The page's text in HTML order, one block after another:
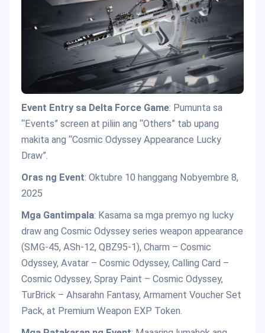
Event Entry sa Delta Force Game: Pumunta sa
“Events” screen at piliin ang “Others” tab upang
makita ang “Cosmic Odyssey Appearance Lucky
Draw”.
Oras ng Event: Oktubre 10 hanggang Nobyembre 8,
2025
Mga Gantimpala: Kasama sa mga premyo ng lucky
draw ang Cosmic Odyssey series weapon appearance
(SMG-45, ASh-12, QBZ95-1), Charm – Cosmic
Odyssey, Avatar – Cosmic Odyssey, Calling Card –
Cosmic Odyssey, Spray Paint – Cosmic Odyssey,
TurBrick – Ahsarahn Fantasy, Armament Voucher Set
Pack, at Premium Weapon EXP Token.